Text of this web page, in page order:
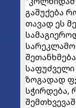
გაშუქება
თავად ეს
ზოგადად
სჭირდება,